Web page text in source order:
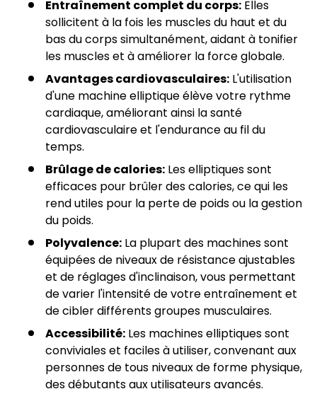
Entraînement complet du corps: Elles
sollicitent à la fois les muscles du haut et du
bas du corps simultanément, aidant à tonifier
les muscles et à améliorer la force globale.
Avantages cardiovasculaires: L'utilisation
d'une machine elliptique élève votre rythme
cardiaque, améliorant ainsi la santé
cardiovasculaire et l'endurance au fil du
temps.
Brûlage de calories: Les elliptiques sont
efficaces pour brûler des calories, ce qui les
rend utiles pour la perte de poids ou la gestion
du poids.
Polyvalence: La plupart des machines sont
équipées de niveaux de résistance ajustables
et de réglages d'inclinaison, vous permettant
de varier l'intensité de votre entraînement et
de cibler différents groupes musculaires.
Accessibilité: Les machines elliptiques sont
conviviales et faciles à utiliser, convenant aux
personnes de tous niveaux de forme physique,
des débutants aux utilisateurs avancés.